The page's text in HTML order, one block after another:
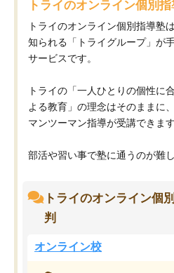
トライのオンライン個別
トライのオンライン個別指導塾
知られる「トライグループ」が
サービスです。
トライの「一人ひとりの個性に
よる教育」の理念はそのままに
マンツーマン指導が受講できます
部活や習い事で塾に通うのが難し
トライのオンライン個
判
オンライン校